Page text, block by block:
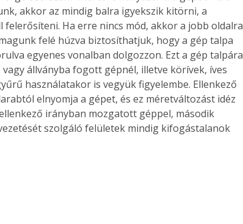
akkor az mindig balra igyekszik kitörni, a
Ha erre nincs mód, akkor a jobb oldalra
felé húzva biztosíthatjuk, hogy a gép talpa
egyenes vonalban dolgozzon. Ezt a gép talpára
állványba fogott gépnél, illetve körívek, íves
használatakor is vegyük figyelembe. Ellenkező
elnyomja a gépet, és ez méretváltozást idéz
irányban mozgatott géppel, második
szolgáló felületek mindig kifogástalanok